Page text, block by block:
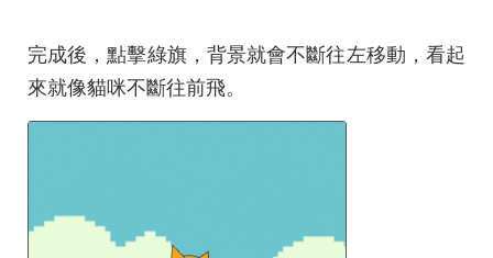
完成後，點擊綠旗，背景就會不斷往左移動，看起
來就像貓咪不斷往前飛。